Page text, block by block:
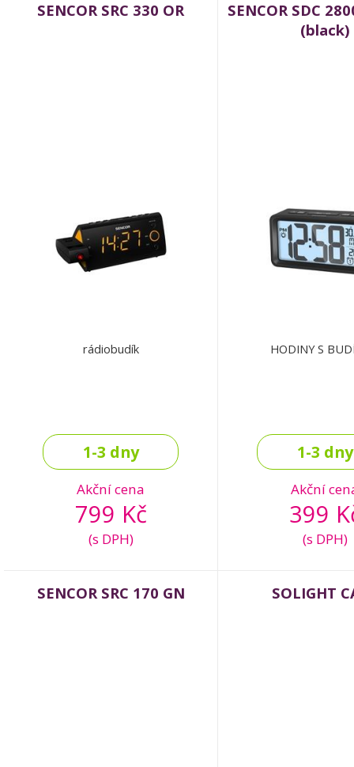
SENCOR SRC 330 OR
rádiobudík
1-3 dny
Akční cena
799 Kč
(s DPH)
SENCOR SDC
(black)
HODINY S
1-3 dny
Akční
399
(s DPH)
SENCOR SRC 170 GN SOLIGHT